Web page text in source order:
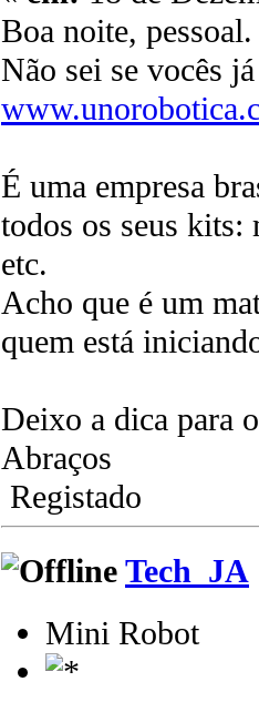
Boa noite, pessoal.
Não sei se vocês
É uma empresa
todos os seus kits:
etc.
Acho que é um
quem está
Deixo a dica para
Abraços
Registado
Tech_JA
Mini Robot